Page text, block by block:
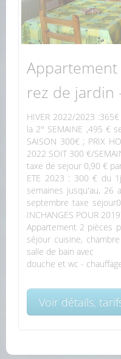
rez de jardin
HIVER 2022/2023
la 2° SEMAINE ,495 €
SAISON 300€ ; PRIX
2022 SOIT 300 €/
taxe de sejour 0,90 €
ETE 2023 : 300 € du
semaines jusqu'au, 26
septembre taxe
INCHANGES POUR
Appartement 2 pièces
séjour cuisine,
salle de bain avec
douche et wc -
Voir détails,